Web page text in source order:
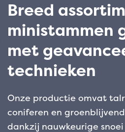
Breed
ministammen
met
technieken
Onze productie omvat
coniferen en
dankzij nauwkeurige